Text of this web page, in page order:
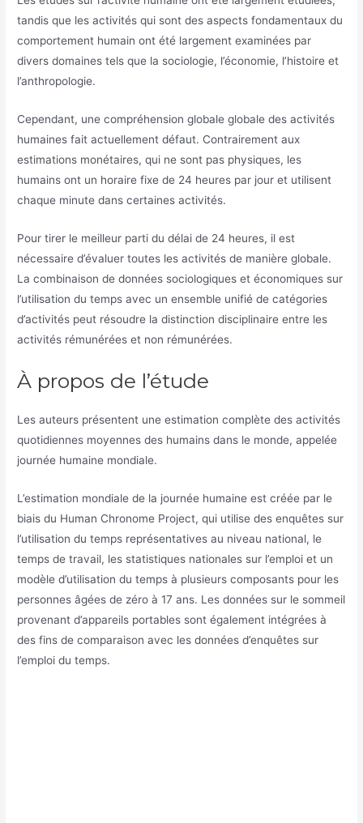
tandis que les activités qui sont des aspects fondamentaux du
comportement humain ont été largement examinées par
divers domaines tels que la sociologie, l’économie, l’histoire et
l’anthropologie.
Cependant, une compréhension globale globale des activités
humaines fait actuellement défaut. Contrairement aux
estimations monétaires, qui ne sont pas physiques, les
humains ont un horaire fixe de 24 heures par jour et utilisent
chaque minute dans certaines activités.
Pour tirer le meilleur parti du délai de 24 heures, il est
nécessaire d’évaluer toutes les activités de manière globale.
La combinaison de données sociologiques et économiques sur
l’utilisation du temps avec un ensemble unifié de catégories
d’activités peut résoudre la distinction disciplinaire entre les
activités rémunérées et non rémunérées.
À propos de l’étude
Les auteurs présentent une estimation complète des activités
quotidiennes moyennes des humains dans le monde, appelée
journée humaine mondiale.
L’estimation mondiale de la journée humaine est créée par le
biais du Human Chronome Project, qui utilise des enquêtes sur
l’utilisation du temps représentatives au niveau national, le
temps de travail, les statistiques nationales sur l’emploi et un
modèle d’utilisation du temps à plusieurs composants pour les
personnes âgées de zéro à 17 ans. Les données sur le sommeil
provenant d’appareils portables sont également intégrées à
des fins de comparaison avec les données d’enquêtes sur
l’emploi du temps.